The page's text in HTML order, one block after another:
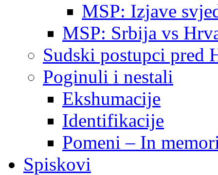
MSP: Izjave
MSP: Srbija vs
Sudski postupci pred
Poginuli i nestali
Ekshumacije
Identifikacije
Pomeni – In
Spiskovi